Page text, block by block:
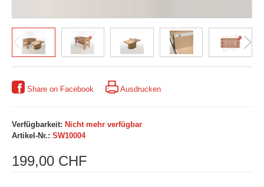
Share on Facebook Ausdrucken
Verfügbarkeit: Nicht mehr verfügbar
Artikel-Nr.: SW10004
199,00 CHF